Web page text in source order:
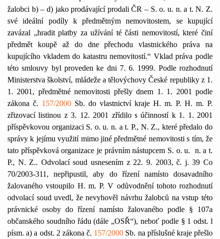
žalobci b) – d) jako prodávající prodali ČR – S. o. u. n. a t. N. Z.
své ideální podíly k předmětným nemovitostem, se kupující
zavázal „hradit platby za užívání té části nemovitostí, které činí
předmět koupě až do dne přechodu vlastnického práva na
kupujícího vkladem do katastru nemovitostí.“ Vklad práva podle
této smlouvy byl proveden ke dni 7. 6. 1999. Podle rozhodnutí
Ministerstva školství, mládeže a tělovýchovy České republiky z 1.
1. 2001, předmětné nemovitosti přešly dnem 1. 1. 2001 podle
zákona č. 157/2000 Sb. do vlastnictví kraje H. m. P. H. m. P.
zřizovací listinou z 3. 12. 2001 zřídilo s účinností k 1. 1. 2001
příspěvkovou organizaci S. o. u. n. a t. P., N. Z., které předalo do
správy k jejímu využití mimo jiné předmětné nemovitosti s tím, že
tato příspěvková organizace je právním nástupcem S. o. u.
n. a t.
P., N. Z.. Odvolací soud usnesením z 22. 9. 2003, č. j. 39 Co
70/2003-311, nepřipustil, aby do řízení namísto dosavadního
žalovaného vstoupilo H. m. P. V odůvodnění tohoto rozhodnutí
odvolací soud uvedl, že nevyhověl návrhu žalobců na vstup této
právnické osoby do řízení namísto žalovaného podle § 107a
občanského soudního řádu (dále „OSŘ“), neboť podle § 1 odst. l
písm. a) a odst. 2 zákona č. 157/2000 Sb. na příslušné kraje přešlo